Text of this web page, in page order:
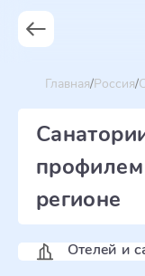
Главная Россия
регионе
Отелей и